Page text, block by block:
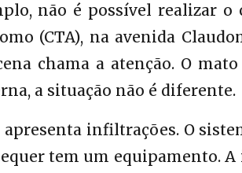
não é possível realizar o
(CTA), na avenida
chama a atenção. O
a situação não é diferente.
apresenta infiltrações. O
tem um equipamento.